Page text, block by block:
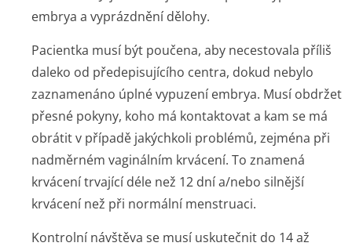
embrya a vyprázdnění dělohy.
Pacientka musí být poučena, aby necestovala příliš
daleko od předepisujícího centra, dokud nebylo
zaznamenáno úplné vypuzení embrya. Musí obdržet
přesné pokyny, koho má kontaktovat a kam se má
obrátit v případě jakýchkoli problémů, zejména při
nadměrném vaginálním krvácení. To znamená
krvácení trvající déle než 12 dní a/nebo silnější
krvácení než při normální menstruaci.
Kontrolní návštěva se musí uskutečnit do 14 až